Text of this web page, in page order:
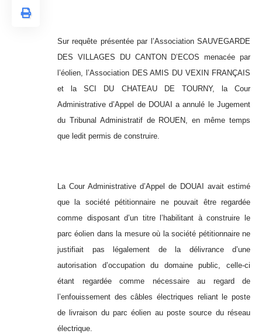
Sur requête présentée par l’Association SAUVEGARDE
DES VILLAGES DU CANTON D’ECOS menacée par
l’éolien, l’Association DES AMIS DU VEXIN FRANÇAIS
et la SCI DU CHATEAU DE TOURNY, la Cour
Administrative d’Appel de DOUAI a annulé le Jugement
du Tribunal Administratif de ROUEN, en même temps
que ledit permis de construire.
La Cour Administrative d’Appel de DOUAI avait estimé
que la société pétitionnaire ne pouvait être regardée
comme disposant d’un titre l’habilitant à construire le
parc éolien dans la mesure où la société pétitionnaire ne
justifiait pas légalement de la délivrance d’une
autorisation d’occupation du domaine public, celle-ci
étant regardée comme nécessaire au regard de
l’enfouissement des câbles électriques reliant le poste
de livraison du parc éolien au poste source du réseau
électrique.